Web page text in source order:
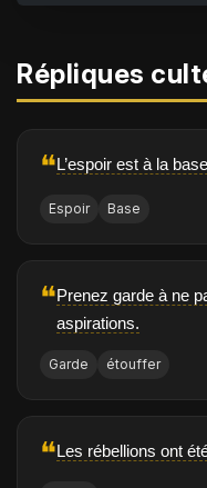
Répliques
❝L’espoir est à la
Espoir Base
❝Prenez garde à ne
aspirations.
Garde étouffer
❝Les rébellions ont